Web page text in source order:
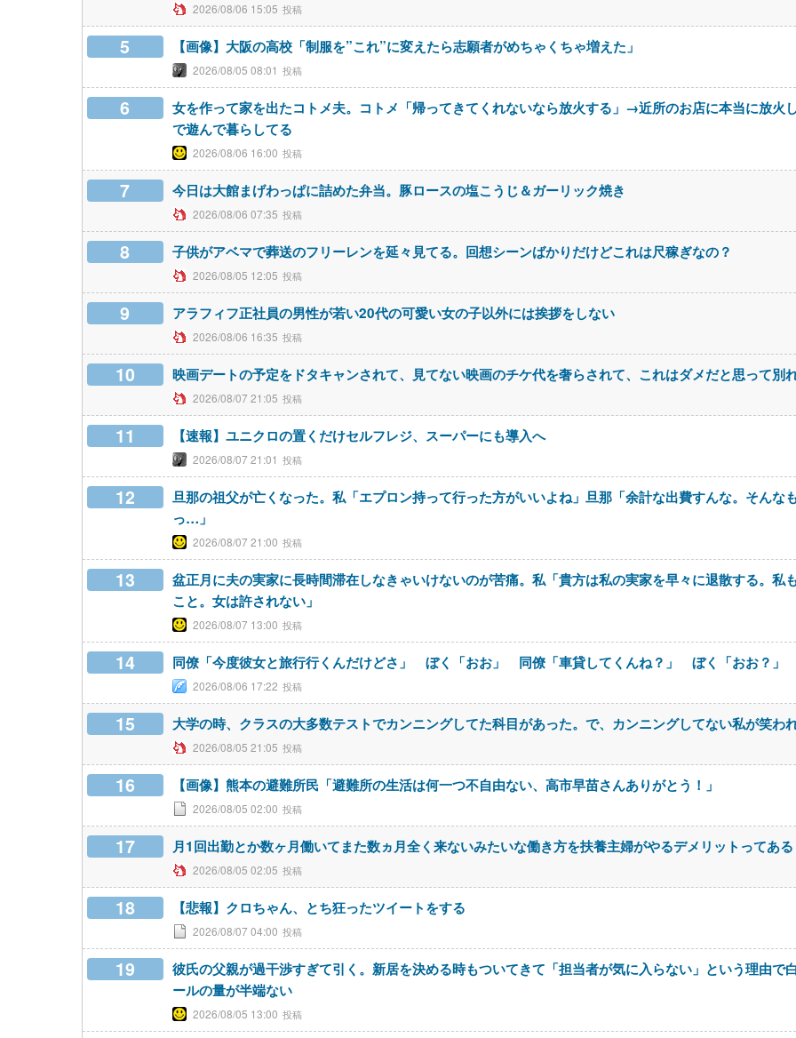
2026/08/06 15:05
5 【画像】大阪の高校「制服を”これ”に変えたら志願者がめちゃくちゃ増えた」
2026/08/05 08:01
6
女を作って家を出たコトメ夫。コトメ「帰ってきてくれないなら放火する」→近所のお店に本当に放
で遊んで暮らしてる
2026/08/06 16:00
7 今日は大館まげわっぱに詰めた弁当。豚ロースの塩こうじ＆ガーリック焼き
2026/08/06 07:35
8 子供がアベマで葬送のフリーレンを延々見てる。回想シーンばかりだけどこれは尺稼ぎなの？
2026/08/05 12:05
9 アラフィフ正社員の男性が若い20代の可愛い女の子以外には挨拶をしない
2026/08/06 16:35
10 映画デートの予定をドタキャンされて、見てない映画のチケ代を奢らされて、これはダメだと思って別
2026/08/07 21:05
11 【速報】ユニクロの置くだけセルフレジ、スーパーにも導入へ
2026/08/07 21:01
12
旦那の祖父が亡くなった。私「エプロン持って行った方がいいよね」旦那「余計な出費すんな。そんな
っ…」
2026/08/07 21:00
13
盆正月に夫の実家に長時間滞在しなきゃいけないのが苦痛。私「貴方は私の実家を早々に退散する。私
こと。女は許されない」
2026/08/07 13:00
14 同僚「今度彼女と旅行行くんだけどさ」 ぼく「おお」 同僚「車貸してくんね？」 ぼく「おお？」
2026/08/06 17:22
15 大学の時、クラスの大多数テストでカンニングしてた科目があった。で、カンニングしてない私が笑わ
2026/08/05 21:05
16 【画像】熊本の避難所民「避難所の生活は何一つ不自由ない、高市早苗さんありがとう！」
2026/08/05 02:00
17 月1回出勤とか数ヶ月働いてまた数ヵ月全く来ないみたいな働き方を扶養主婦がやるデメリットってあ
2026/08/05 02:05
18 【悲報】クロちゃん、とち狂ったツイートをする
2026/08/07 04:00
19
彼氏の父親が過干渉すぎて引く。新居を決める時もついてきて「担当者が気に入らない」という理由で
ールの量が半端ない
2026/08/05 13:00